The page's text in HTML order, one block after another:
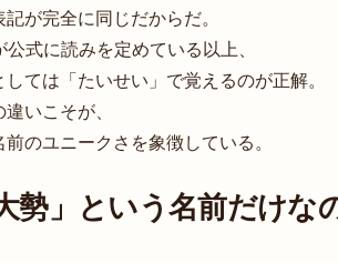
が完全に同じだからだ。
公式に読みを定めている以上、
ては「たいせい」で覚えるのが正解。
いこそが、
のユニークさを象徴している。
勢」という名前だけな